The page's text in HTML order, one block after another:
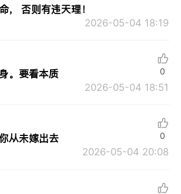
， 否则有违天理！
2026-05-04 18:19
。要看本质
2026-05-04 18:51
0
从未嫁出去
2026-05-04 20:08
0